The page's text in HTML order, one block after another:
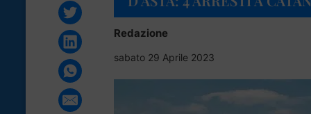
Redazione
sabato 29 Aprile 2023